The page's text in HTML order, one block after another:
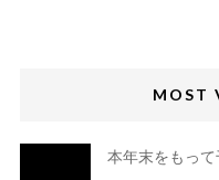
MOST
本年末をもって